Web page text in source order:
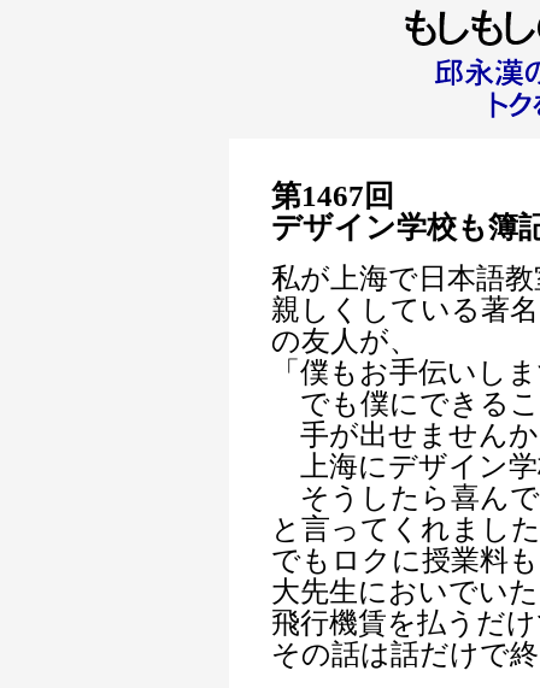
第1467回
デザイン学校も簿
私が上海で日本語
親しくしている著
の友人が、
「僕もお手伝いし
でも僕にできる
手が出せません
上海にデザイン
そうしたら喜ん
と言ってくれまし
でもロクに授業料
大先生においでい
飛行機賃を払うだ
その話は話だけで